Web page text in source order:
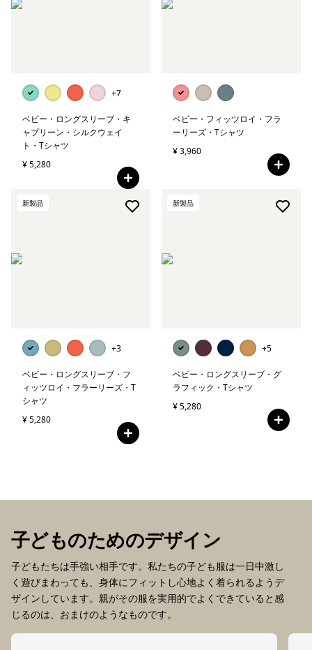
+7
ベビー・ロングスリーブ・キ
ャプリーン・シルクウェイ
ト・Tシャツ
¥ 5,280
ベビー・フィッツロイ・フラ
ーリーズ・Tシャツ
¥ 3,960
新製品
+3
ベビー・ロングスリーブ・フ
ィッツロイ・フラーリーズ・T
シャツ
¥ 5,280
新製品
+5
ベビー・ロングスリーブ・グ
ラフィック・Tシャツ
¥ 5,280
子どものためのデザイン
子どもたちは手強い相手です。私たちの子ども服は一日中激し
く遊びまわっても、身体にフィットし心地よく着られるようデ
ザインしています。親がその服を実用的でよくできていると感
じるのは、おまけのようなものです。